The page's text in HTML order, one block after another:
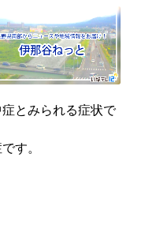
とみられる症状で
す。